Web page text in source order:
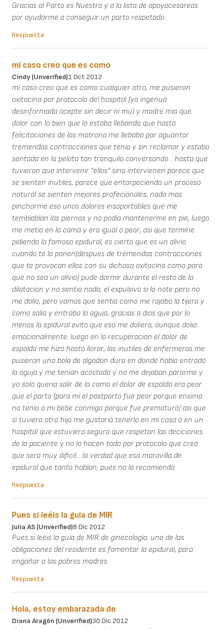
Gracias al Parto es Nuestro y a la lista de apoyocesareas
por ayudarme a conseguir un parto respetado.
Respuesta
mi caso creo que es como
Cindy (unverified)1 Oct 2012
mi caso creo que es como cualquier otro, me pusieron
oxitocina por protocolo del hospital (yo ingenua
desinformada acepte sin decir ni mu) y madre mia que
dolor con lo bien que lo estaba llebando que hasta
felicitaciones de las matrona me llebaba por aguantar
tremendas contracciones que tenia y sin reclamar y estaba
sentada en la pelota tan tranquila conversando... hasta que
tuvieron que intervenir "ellos" sino intervienen parece que
se sienten inutiles, parece que entorpeciendo un proceso
natural se sienten mejores profecionales, nada mas
pincharme eso unos dolores insoportables que me
temblablan las piernas y no podia mantenerme en pie, luego
me metia en la cama y era igual o peor, asi que termine
pidiendo la famosa epidural, es cierto que es un alivio
cuando te la ponen(despues de tremendas contracciones
que te provocan ellos con su dichosa oxitocina como para
que no sea un alivio) pude dormir durante el resto de la
dilatacion y no sentia nada, el expulsivo si lo note pero no
me dolio, pero vamos que sentia como me rajaba la tijera y
como salia y entraba la aguja, gracias a dios que por lo
menos la epidural evito que eso me doliera, aunque dolia
emocionalmente. luego en la recuperacion el dolor de
espalda me hizo hasta llorar, las inutiles de enfermeras me
pusieron una bola de algodon dura en donde habia entrado
la aguja y me tenian acostada y no me dejaban pararme y
yo solo queria salir de la cama el dolor de espalda era peor
que el parto (para mi el postparto fue peor porque ensima
no tenia a mi bebe conmigo porque fue prematuro) asi que
si tuviera otro hijo me gustaria tenerlo en mi casa o en un
hospital que estuviera segura que respetan las deciciones
de la paciente y no lo hacen todo por protocolo que creo
que sera muy dificil... la verdad que esa maravilla de
epidural que tanto hablan, pues no la recomiendo
Respuesta
Pues si leéis la guía de MIR
Julia AS (unverified)8 Dic 2012
Pues si leéis la guía de MIR de ginecología. una de las
obligaciones del residente es fomentar la epidural, para
engañar a las pobres madres.
Respuesta
Hola, estoy embarazada de
Diana Aragón (unverified)30 Dic 2012